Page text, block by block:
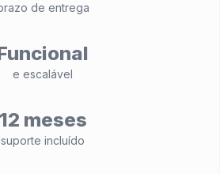
de entrega
e escalável
12 meses
suporte incluído